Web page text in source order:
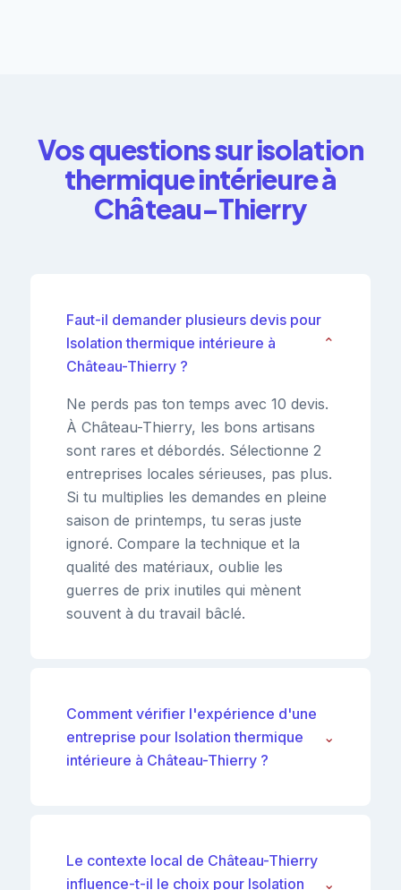
Vos questions sur isolation
thermique intérieure à
Château-Thierry
Faut-il demander plusieurs devis pour
Isolation thermique intérieure à
Château-Thierry ?
⌄
Ne perds pas ton temps avec 10 devis.
À Château-Thierry, les bons artisans
sont rares et débordés. Sélectionne 2
entreprises locales sérieuses, pas plus.
Si tu multiplies les demandes en pleine
saison de printemps, tu seras juste
ignoré. Compare la technique et la
qualité des matériaux, oublie les
guerres de prix inutiles qui mènent
souvent à du travail bâclé.
Comment vérifier l'expérience d'une
entreprise pour Isolation thermique
intérieure à Château-Thierry ?
⌄
Le contexte local de Château-Thierry
influence-t-il le choix pour Isolation
⌄